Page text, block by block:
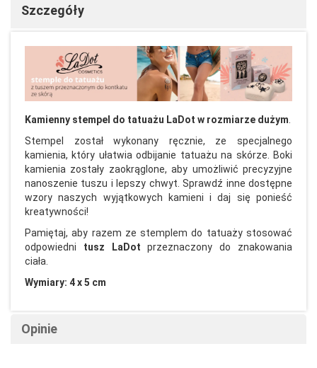
Szczegóły
Kamienny stempel do tatuażu LaDot w rozmiarze dużym.
Stempel został wykonany ręcznie, ze specjalnego
kamienia, który ułatwia odbijanie tatuażu na skórze. Boki
kamienia zostały zaokrąglone, aby umożliwić precyzyjne
nanoszenie tuszu i lepszy chwyt. Sprawdź inne dostępne
wzory naszych wyjątkowych kamieni i daj się ponieść
kreatywności!
Pamiętaj, aby razem ze stemplem do tatuaży stosować
odpowiedni tusz LaDot przeznaczony do znakowania
ciała.
Wymiary: 4 x 5 cm
Opinie